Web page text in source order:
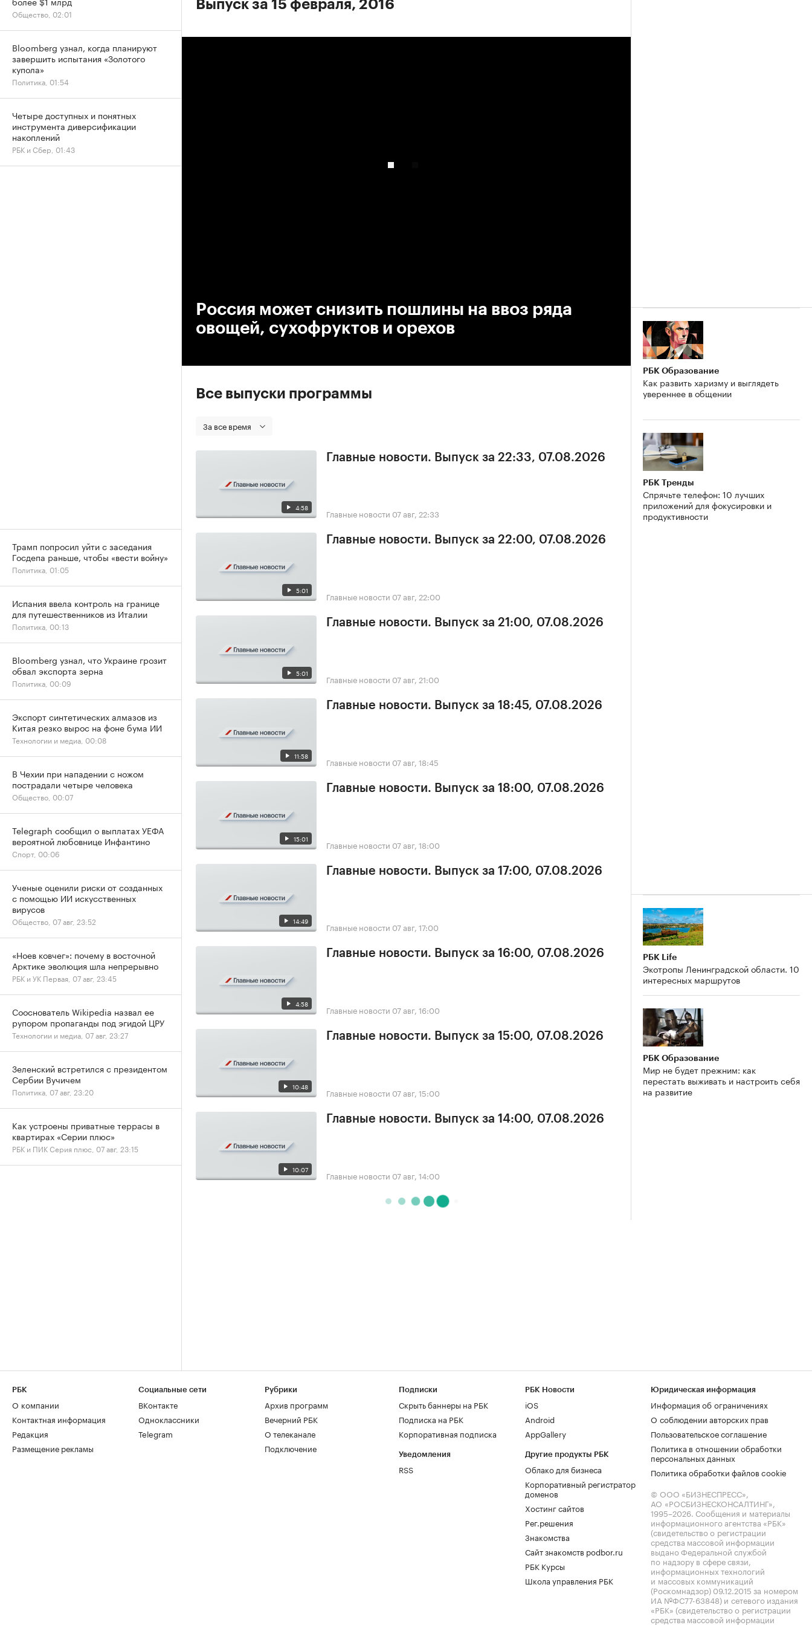
Выпуск за 15 февраля, 2016
Россия может снизить пошлины на ввоз ряда
овощей, сухофруктов и орехов
Все выпуски программы
За все время
4:58
Главные новости. Выпуск за 22:33, 07.08.2026
Главные новости 07 авг, 22:33
5:01
Главные новости. Выпуск за 22:00, 07.08.2026
Главные новости 07 авг, 22:00
5:01
Главные новости. Выпуск за 21:00, 07.08.2026
Главные новости 07 авг, 21:00
11:58
Главные новости. Выпуск за 18:45, 07.08.2026
Главные новости 07 авг, 18:45
15:01
Главные новости. Выпуск за 18:00, 07.08.2026
Главные новости 07 авг, 18:00
14:49
Главные новости. Выпуск за 17:00, 07.08.2026
Главные новости 07 авг, 17:00
4:58
Главные новости. Выпуск за 16:00, 07.08.2026
Главные новости 07 авг, 16:00
10:48
Главные новости. Выпуск за 15:00, 07.08.2026
Главные новости 07 авг, 15:00
10:07
Главные новости. Выпуск за 14:00, 07.08.2026
Главные новости 07 авг, 14:00
РБК Образование
Как развить харизму и выглядеть
увереннее в общении
РБК Тренды
Спрячьте телефон: 10 лучших
приложений для фокусировки и
продуктивности
РБК Life
Экотропы Ленинградской области. 10
интересных маршрутов
РБК Образование
Мир не будет прежним: как
перестать выживать и настроить себя
на развитие
Общество, 02:01
Bloomberg узнал, когда планируют
завершить испытания «Золотого
купола»
Политика, 01:54
Четыре доступных и понятных
инструмента диверсификации
накоплений
РБК и Сбер, 01:43
Трамп попросил уйти с заседания
Госдепа раньше, чтобы «вести войну»
Политика, 01:05
Испания ввела контроль на границе
для путешественников из Италии
Политика, 00:13
Bloomberg узнал, что Украине грозит
обвал экспорта зерна
Политика, 00:09
Экспорт синтетических алмазов из
Китая резко вырос на фоне бума ИИ
Технологии и медиа, 00:08
В Чехии при нападении с ножом
пострадали четыре человека
Общество, 00:07
Telegraph сообщил о выплатах УЕФА
вероятной любовнице Инфантино
Спорт, 00:06
Ученые оценили риски от созданных
с помощью ИИ искусственных
вирусов
Общество, 07 авг, 23:52
«Ноев ковчег»: почему в восточной
Арктике эволюция шла непрерывно
РБК и УК Первая, 07 авг, 23:45
Сооснователь Wikipedia назвал ее
рупором пропаганды под эгидой ЦРУ
Технологии и медиа, 07 авг, 23:27
Зеленский встретился с президентом
Сербии Вучичем
Политика, 07 авг, 23:20
Как устроены приватные террасы в
квартирах «Серии плюс»
РБК и ПИК Серия плюс, 07 авг, 23:15
РБК
О компании
Контактная информация
Редакция
Размещение рекламы
Социальные сети
ВКонтакте
Одноклассники
Telegram
Рубрики
Архив программ
Вечерний РБК
О телеканале
Подключение
Подписки
Скрыть баннеры на РБК
Подписка на РБК
Корпоративная подписка
Уведомления
RSS
РБК Новости
iOS
Android
AppGallery
Другие продукты РБК
Облако для бизнеса
Корпоративный регистратор
доменов
Хостинг сайтов
Рег.решения
Знакомства
Сайт знакомств podbor.ru
РБК Курсы
Школа управления РБК
Юридическая информация
Информация об ограничениях
О соблюдении авторских прав
Пользовательское соглашение
Политика в отношении обработки
персональных данных
Политика обработки файлов cookie
© ООО «БИЗНЕСПРЕСС»,
АО «РОСБИЗНЕСКОНСАЛТИНГ»,
1995–2026. Сообщения и материалы
информационного агентства «РБК»
(свидетельство о регистрации
средства массовой информации
выдано Федеральной службой
по надзору в сфере связи,
информационных технологий
и массовых коммуникаций
(Роскомнадзор) 09.12.2015 за номером
ИА №ФС77-63848) и сетевого издания
«РБК» (свидетельство о регистрации
средства массовой информации